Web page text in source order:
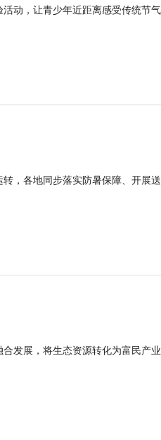
动，让青少年近距离感受传统节
，各地同步落实防暑保障、开展
发展，将生态资源转化为富民产